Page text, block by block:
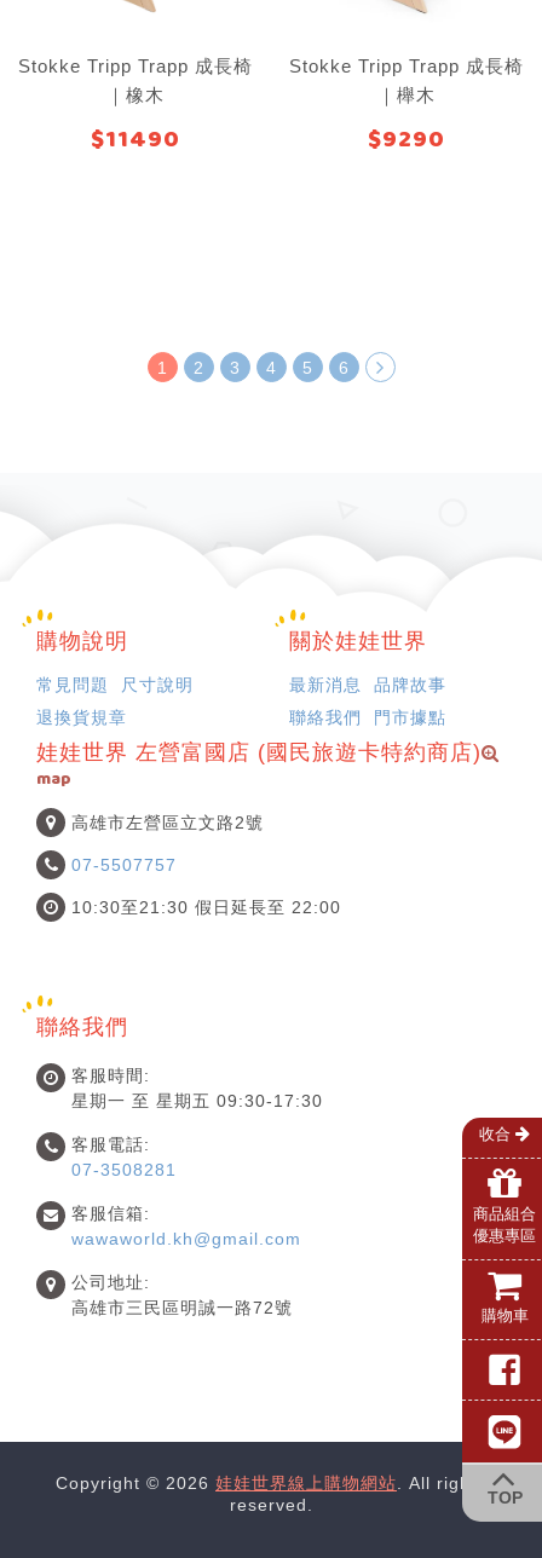
Stokke Tripp Trapp 成長椅
｜橡木
$11490
Stokke Tripp Trapp 成長椅
｜櫸木
$9290
1 2 3 4 5 6
購物說明
常見問題
尺寸說明
退換貨規章
關於娃娃世界
最新消息
品牌故事
聯絡我們
門市據點
娃娃世界 左營富國店 (國民旅遊卡特約商店)
map
高雄市左營區立文路2號
07-5507757
10:30至21:30 假日延長至 22:00
聯絡我們
客服時間:
星期一 至 星期五 09:30-17:30
客服電話:
07-3508281
客服信箱:
wawaworld.kh@gmail.com
公司地址:
高雄市三民區明誠一路72號
Copyright © 2026 娃娃世界線上購物網站. All rights
reserved.
收合
商品組合
優惠專區
購物車
TOP